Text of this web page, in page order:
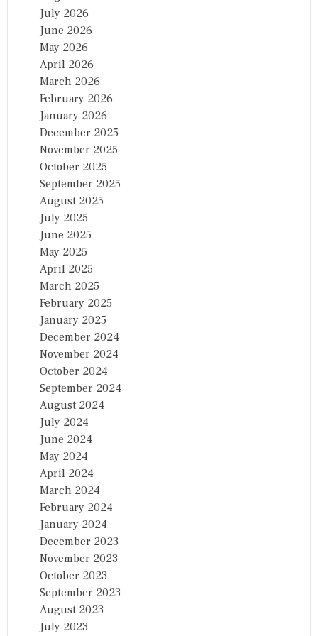
July 2026
June 2026
May 2026
April 2026
March 2026
February 2026
January 2026
December 2025
November 2025
October 2025
September 2025
August 2025
July 2025
June 2025
May 2025
April 2025
March 2025
February 2025
January 2025
December 2024
November 2024
October 2024
September 2024
August 2024
July 2024
June 2024
May 2024
April 2024
March 2024
February 2024
January 2024
December 2023
November 2023
October 2023
September 2023
August 2023
July 2023